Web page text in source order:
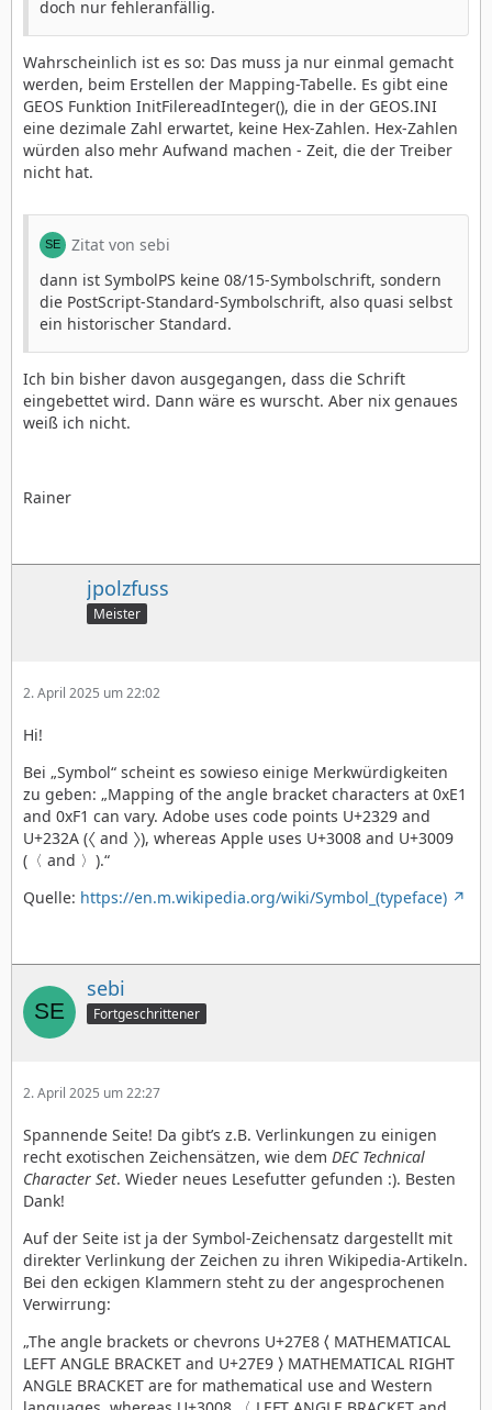
doch nur fehleranfällig.
Wahrscheinlich ist es so: Das muss ja nur einmal gemacht
werden, beim Erstellen der Mapping-Tabelle. Es gibt eine
GEOS Funktion InitFilereadInteger(), die in der GEOS.INI
eine dezimale Zahl erwartet, keine Hex-Zahlen. Hex-Zahlen
würden also mehr Aufwand machen - Zeit, die der Treiber
nicht hat.
Zitat von sebi
dann ist SymbolPS keine 08/15-Symbolschrift, sondern
die PostScript-Standard-Symbolschrift, also quasi selbst
ein historischer Standard.
Ich bin bisher davon ausgegangen, dass die Schrift
eingebettet wird. Dann wäre es wurscht. Aber nix genaues
weiß ich nicht.
Rainer
jpolzfuss
Meister
2. April 2025 um 22:02
Hi!
Bei „Symbol“ scheint es sowieso einige Merkwürdigkeiten
zu geben: „Mapping of the angle bracket characters at 0xE1
and 0xF1 can vary. Adobe uses code points U+2329 and
U+232A (〈 and 〉), whereas Apple uses U+3008 and U+3009
(〈 and 〉).“
Quelle: https://en.m.wikipedia.org/wiki/Symbol_(typeface)
sebi
Fortgeschrittener
2. April 2025 um 22:27
Spannende Seite! Da gibt’s z.B. Verlinkungen zu einigen
recht exotischen Zeichensätzen, wie dem DEC Technical
Character Set. Wieder neues Lesefutter gefunden :). Besten
Dank!
Auf der Seite ist ja der Symbol-Zeichensatz dargestellt mit
direkter Verlinkung der Zeichen zu ihren Wikipedia-Artikeln.
Bei den eckigen Klammern steht zu der angesprochenen
Verwirrung:
„The angle brackets or chevrons U+27E8 ⟨ MATHEMATICAL
LEFT ANGLE BRACKET and U+27E9 ⟩ MATHEMATICAL RIGHT
ANGLE BRACKET are for mathematical use and Western